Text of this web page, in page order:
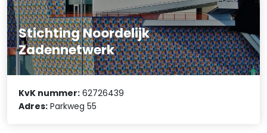
Stichting Noordelijk
Zadennetwerk
KvK nummer: 62726439
Adres: Parkweg 55